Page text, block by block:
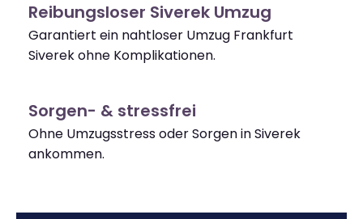
Reibungsloser Siverek Umzug
Garantiert ein nahtloser Umzug Frankfurt
Siverek ohne Komplikationen.
Sorgen- & stressfrei
Ohne Umzugsstress oder Sorgen in Siverek
ankommen.